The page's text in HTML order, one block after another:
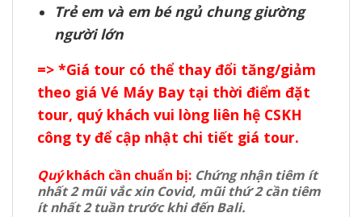
Trẻ em và em bé ngủ chung giường
người lớn
=> *Giá tour có thể thay đổi tăng/giảm
theo giá Vé Máy Bay tại thời điểm đặt
tour, quý khách vui lòng liên hệ CSKH
công ty để cập nhật chi tiết giá tour.
Quýkhách cần chuẩn bị: Chứng nhận tiêm ít
nhất 2 mũi vắc xin Covid, mũi thứ 2 cần tiêm
ít nhất 2 tuần trước khi đến Bali.